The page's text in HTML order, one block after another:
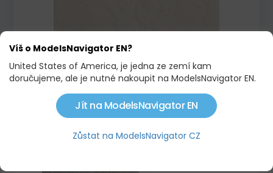
PÍSEK, JEMNÝ, 250G
75,00 KČ62,00 KČ
Na objednávku
Víš o ModelsNavigator EN?
United States of America, je jedna ze zemí kam
doručujeme, ale je nutné nakoupit na ModelsNavigator EN.
Jít na ModelsNavigator EN
Zůstat na ModelsNavigator CZ